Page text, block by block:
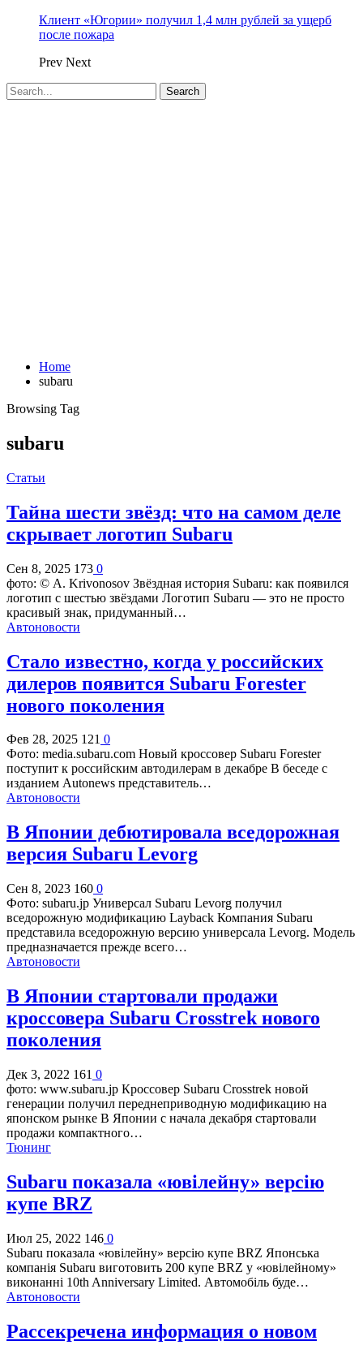
Клиент «Югории» получил 1,4 млн рублей за ущерб
после пожара
Prev Next
Home
subaru
Browsing Tag
subaru
Статьи
Тайна шести звёзд: что на самом деле
скрывает логотип Subaru
Сен 8, 2025 173 0
фото: © A. Krivonosov Звёздная история Subaru: как появился
логотип с шестью звёздами Логотип Subaru — это не просто
красивый знак, придуманный…
Автоновости
Стало известно, когда у российских
дилеров появится Subaru Forester
нового поколения
Фев 28, 2025 121 0
Фото: media.subaru.com Новый кроссовер Subaru Forester
поступит к российским автодилерам в декабре В беседе с
изданием Autonews представитель…
Автоновости
В Японии дебютировала вседорожная
версия Subaru Levorg
Сен 8, 2023 160 0
Фото: subaru.jp Универсал Subaru Levorg получил
вседорожную модификацию Layback Компания Subaru
представила вседорожную версию универсала Levorg. Модель
предназначается прежде всего…
Автоновости
В Японии стартовали продажи
кроссовера Subaru Crosstrek нового
поколения
Дек 3, 2022 161 0
фото: www.subaru.jp Кроссовер Subaru Crosstrek новой
генерации получил переднеприводную модификацию на
японском рынке В Японии с начала декабря стартовали
продажи компактного…
Тюнинг
Subaru показала «ювілейну» версію
купе BRZ
Июл 25, 2022 146 0
Subaru показала «ювілейну» версію купе BRZ Японська
компанія Subaru виготовить 200 купе BRZ у «ювілейному»
виконанні 10th Anniversary Limited. Автомобіль буде…
Автоновости
Рассекречена информация о новом